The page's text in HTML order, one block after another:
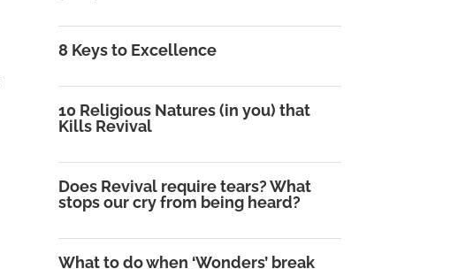
8 Keys to Excellence
10 Religious Natures (in you) that
Kills Revival
Does Revival require tears? What
stops our cry from being heard?
What to do when ‘Wonders’ break